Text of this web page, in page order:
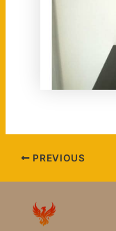
PREVIOUS